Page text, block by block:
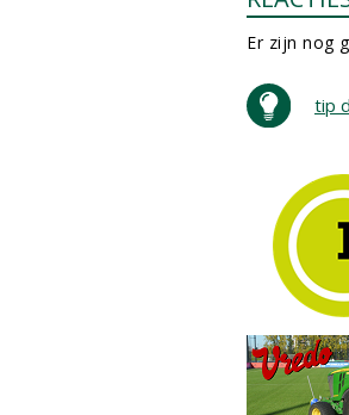
Er zijn nog
tip